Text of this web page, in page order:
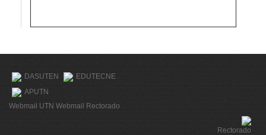
DASUTEN
EDUTECNE
APUTN
Webmail UTN Webmail Rectorado
Rectorado